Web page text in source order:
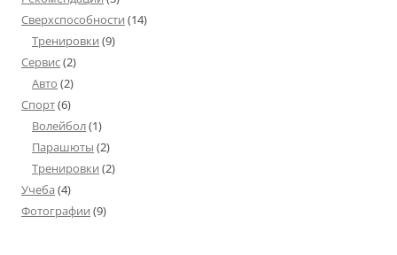
Сверхспособности (14)
Тренировки (9)
Сервис(2)
Авто (2)
Спорт(6)
Волейбол(1)
Парашюты (2)
Тренировки (2)
Учеба (4)
Фотографии (9)